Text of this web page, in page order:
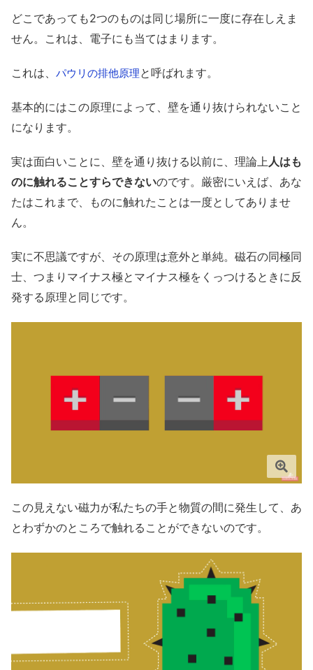
どこであっても2つのものは同じ場所に一度に存在しえま
せん。これは、電子にも当てはまります。
これは、 パウリの排他原理と呼ばれます。
基本的にはこの原理によって、壁を通り抜けられないこと
になります。
実は面白いことに、壁を通り抜ける以前に、理論上 人はも
のに触れることすらできないのです。厳密にいえば、あな
たはこれまで、ものに触れたことは一度としてありませ
ん。
実に不思議ですが、その原理は意外と単純。磁石の同極同
士、つまりマイナス極とマイナス極をくっつけるときに反
発する原理と同じです。
この見えない磁力が私たちの手と物質の間に発生して、あ
とわずかのところで触れることができないのです。